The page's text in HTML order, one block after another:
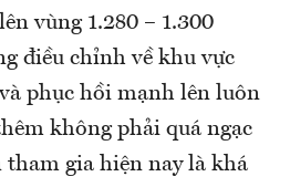
vùng 1.280 – 1.300
điều chỉnh về khu vực
phục hồi mạnh lên luôn
không phải quá ngạc
gia hiện nay là khá